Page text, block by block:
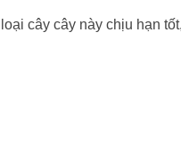
cây cây này chịu hạn